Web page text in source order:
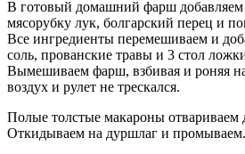
В готовый домашний фарш добавляем
мясорубку лук, болгарский перец и
Все ингредиенты перемешиваем и
соль, прованские травы и 3 стол
Вымешиваем фарш, взбивая и роняя
воздух и рулет не трескался.
Полые толстые макароны отвариваем
Откидываем на дуршлаг и промываем.